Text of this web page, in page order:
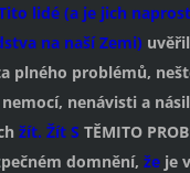
lidé (a je jich
na naší Zemi)
plného problémů,
nenávisti a
žít. Žít S TĚMITO
domnění, že je